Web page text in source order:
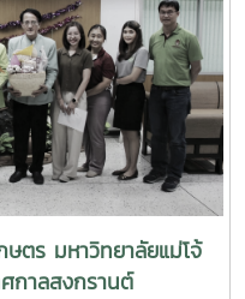
ริหาร คณาจารย์ และ
นสักขีพยานในพิธี พร้อม
รณ ตาลดี รองคณบดีฝ่าย
ตราจารย์ ดร.ศรัญญา
ย์ ชื่นสันต์ความร่วมมือครั้ง
รพัฒนาศักยภาพนักศึกษา
านประกอบการจริง เปิด
นการทำงานในภาค
ล้องกับความต้องการของ
บริหารและผู้แทนจาก
ตร มหาวิทยาลัยแม่โจ้
กาลสงกรานต์